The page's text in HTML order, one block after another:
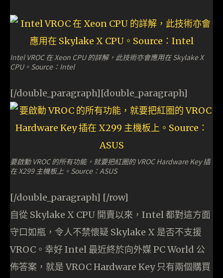
Intel VROC 在 Xeon CPU 的詳解，此技術亦會應用在 Skylake X
CPU。Source：Intel
[/double_paragraph][double_paragraph]
要啟動 VROC 的所有功能，就要把紅圈的 VROC Hardware Key 插
在 X299 主機板上。Source：ASUS
[/double_paragraph] [/row]
自從 Skylake X CPU 開賣以來，Intel 都對這方面
守口如瓶，令人不禁懷疑 Skylake X 是否不支援
VROC。幸好 Intel 最近終於向外媒 PC World 公
佈答案，就是 VROC Hardware Key 只有兩個購買